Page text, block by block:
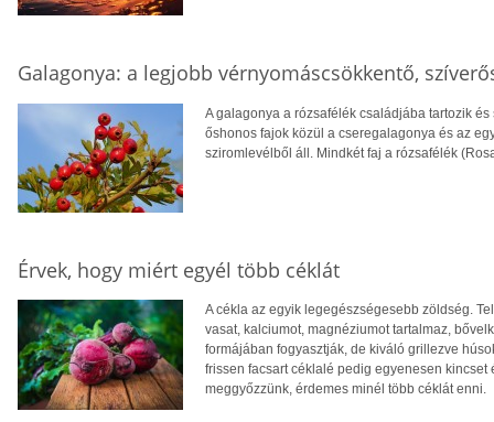
Galagonya: a legjobb vérnyomáscsökkentő,
A galagonya a rózsafélék családjába tartozik
őshonos fajok közül a cseregalagonya és az
sziromlevélből áll. Mindkét faj a rózsafélék
Érvek, hogy miért egyél több céklát
A cékla az egyik legegészségesebb zöldség.
vasat, kalciumot, magnéziumot tartalmaz,
formájában fogyasztják, de kiváló grillezve
frissen facsart céklalé pedig egyenesen
meggyőzzünk, érdemes minél több céklát enni.